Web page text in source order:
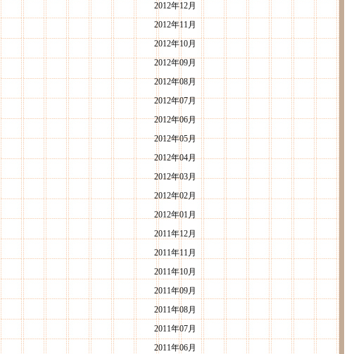
2012年12月
2012年11月
2012年10月
2012年09月
2012年08月
2012年07月
2012年06月
2012年05月
2012年04月
2012年03月
2012年02月
2012年01月
2011年12月
2011年11月
2011年10月
2011年09月
2011年08月
2011年07月
2011年06月